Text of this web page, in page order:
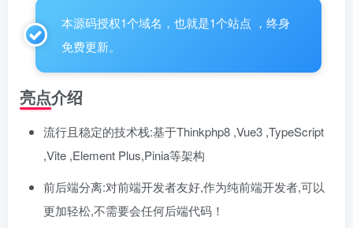
本源码授权1个域名，也就是1个站点 ，终身
免费更新。
亮点介绍
流行且稳定的技术栈:基于Thinkphp8 ,Vue3 ,TypeScript
,Vite ,Element Plus,Pinia等架构
前后端分离:对前端开发者友好,作为纯前端开发者,可以
更加轻松,不需要会任何后端代码！